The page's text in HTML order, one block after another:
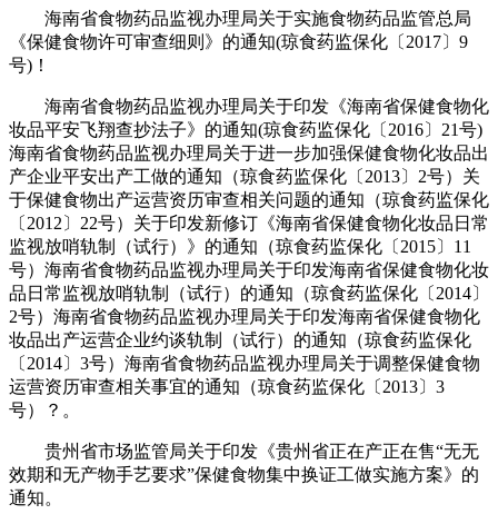
海南省食物药品监视办理局关于实施食物药品监管总局
《保健食物许可审查细则》的通知(琼食药监保化〔2017〕9
号)！
海南省食物药品监视办理局关于印发《海南省保健食物化
妆品平安飞翔查抄法子》的通知(琼食药监保化〔2016〕21号)
海南省食物药品监视办理局关于进一步加强保健食物化妆品出
产企业平安出产工做的通知（琼食药监保化〔2013〕2号）关
于保健食物出产运营资历审查相关问题的通知（琼食药监保化
〔2012〕22号）关于印发新修订《海南省保健食物化妆品日常
监视放哨轨制（试行）》的通知（琼食药监保化〔2015〕11
号）海南省食物药品监视办理局关于印发海南省保健食物化妆
品日常监视放哨轨制（试行）的通知（琼食药监保化〔2014〕
2号）海南省食物药品监视办理局关于印发海南省保健食物化
妆品出产运营企业约谈轨制（试行）的通知（琼食药监保化
〔2014〕3号）海南省食物药品监视办理局关于调整保健食物
运营资历审查相关事宜的通知（琼食药监保化〔2013〕3
号）？。
贵州省市场监管局关于印发《贵州省正在产正在售“无无
效期和无产物手艺要求”保健食物集中换证工做实施方案》的
通知。